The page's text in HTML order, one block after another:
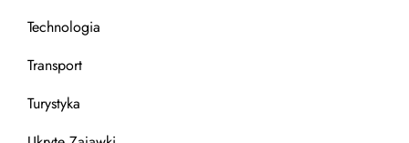
Technologia
Transport
Turystyka